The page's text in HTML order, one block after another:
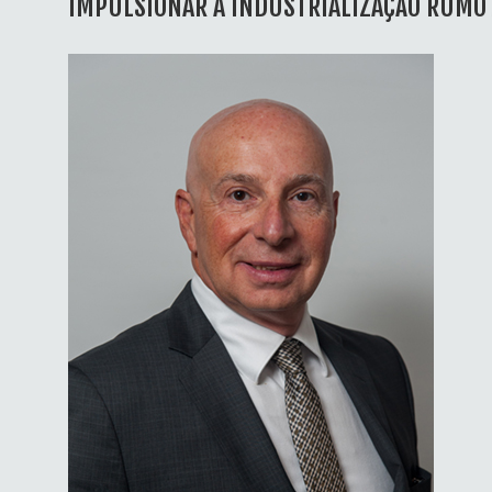
IMPULSIONAR A INDUSTRIALIZAÇÃO